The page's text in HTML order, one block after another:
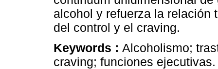
alcohol y refuerza la relación
del control y el craving.
Keywords : Alcoholismo;
craving; funciones ejecutivas.